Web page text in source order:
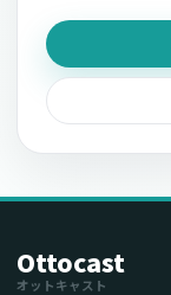
Ottocast
オットキャスト